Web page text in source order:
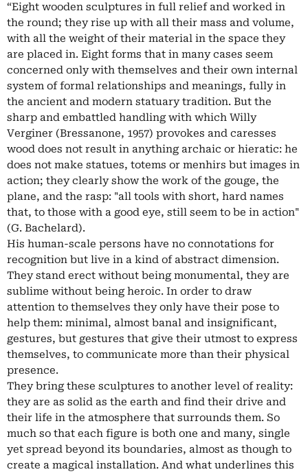
“Eight wooden sculptures in full relief and worked in
the round; they rise up with all their mass and volume,
with all the weight of their material in the space they
are placed in. Eight forms that in many cases seem
concerned only with themselves and their own internal
system of formal relationships and meanings, fully in
the ancient and modern statuary tradition. But the
sharp and embattled handling with which Willy
Verginer (Bressanone, 1957) provokes and caresses
wood does not result in anything archaic or hieratic: he
does not make statues, totems or menhirs but images in
action; they clearly show the work of the gouge, the
plane, and the rasp: "all tools with short, hard names
that, to those with a good eye, still seem to be in action"
(G. Bachelard).
His human-scale persons have no connotations for
recognition but live in a kind of abstract dimension.
They stand erect without being monumental, they are
sublime without being heroic. In order to draw
attention to themselves they only have their pose to
help them: minimal, almost banal and insignificant,
gestures, but gestures that give their utmost to express
themselves, to communicate more than their physical
presence.
They bring these sculptures to another level of reality:
they are as solid as the earth and find their drive and
their life in the atmosphere that surrounds them. So
much so that each figure is both one and many, single
yet spread beyond its boundaries, almost as though to
create a magical installation. And what underlines this